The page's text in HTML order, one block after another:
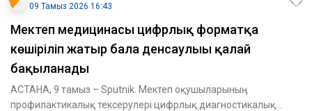
09 Тамыз 2026 16:43
Мектеп медицинасы цифрлық форматқа
көшіріліп жатыр бала денсаулығы қалай
бақыланады
АСТАНА, 9 тамыз – Sputnik. Мектеп оқушыларының
профилактикалық тексерулері цифрлық диагностикалық